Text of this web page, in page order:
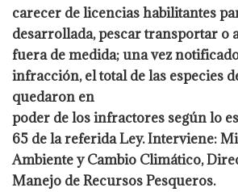
carecer de licencias habilitantes
desarrollada, pescar transportar o
fuera de medida; una vez
infracción, el total de las especies
quedaron en
poder de los infractores según lo
65 de la referida Ley. Interviene:
Ambiente y Cambio Climático,
Manejo de Recursos Pesqueros.